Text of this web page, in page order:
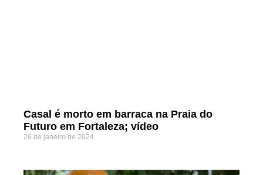
Casal é morto em barraca na Praia do
Futuro em Fortaleza; vídeo
28 de janeiro de 2024